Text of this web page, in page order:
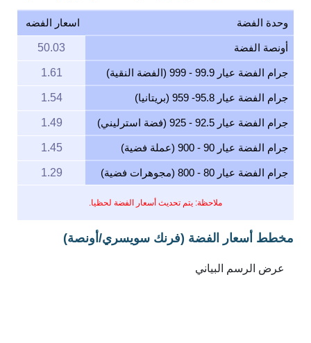
وحدة الفضة اسعار الفضه
ملاحظة: يتم تحديث أسعار الفضة لحظيا.
أونصة الفضة 50.03
جرام الفضة عيار 99.9 - 999 (الفضة النقية) 1.61
جرام الفضة عيار 95.8- 959 (بريتانيا) 1.54
جرام الفضة عيار 92.5 - 925 (فضة استرليني) 1.49
جرام الفضة عيار 90 - 900 (عملة فضية) 1.45
جرام الفضة عيار 80 - 800 (مجوهرات فضية) 1.29
مخطط أسعار الفضة (فرنك سويسري/أونصة)